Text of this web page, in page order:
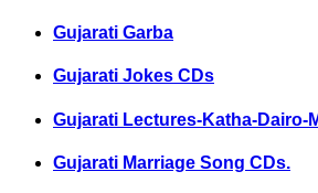
Gujarati Garba
Gujarati Jokes CDs
Gujarati Lectures-Katha-Dairo-
Gujarati Marriage Song CDs.